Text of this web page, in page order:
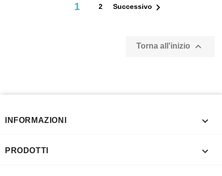
1 2 Successivo 
Torna all'inizio 
INFORMAZIONI 
PRODOTTI 